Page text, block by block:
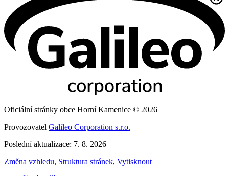
Oficiální stránky obce Horní Kamenice © 2026
Provozovatel Galileo Corporation s.r.o.
Poslední aktualizace: 7. 8. 2026
Změna vzhledu, Struktura stránek, Vytisknout